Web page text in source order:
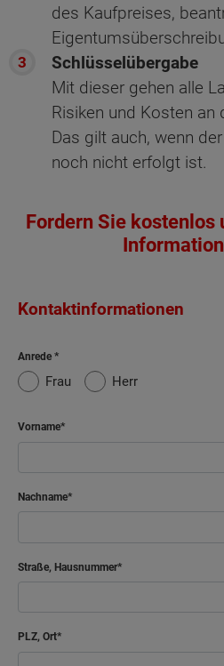
des Kaufpreises,
Schlüsselübergabe
Mit dieser gehen alle
Risiken und Kosten an
Das gilt auch, wenn
noch nicht erfolgt ist.
Fordern Sie kostenlos
Kontaktinformationen
Anrede
Frau Herr
Vorname
Nachname
Straße, Hausnummer
PLZ, Ort